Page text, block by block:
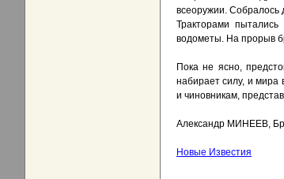
всеоружии. Собралось
Тракторами
водометы. На прорыв
Пока не ясно,
набирает силу, и мира
и чиновникам,
Александр МИНЕЕВ,
Новые Известия